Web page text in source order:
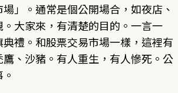
」。通常是個公開場合，如夜店、
大家來，有清楚的目的。一言一
禮。和股票交易市場一樣，這裡有
、沙豬。有人重生，有人慘死。公